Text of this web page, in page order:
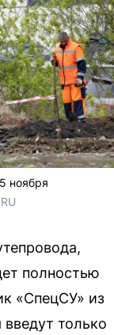
ноября
полностью
«СпецСУ» из
только